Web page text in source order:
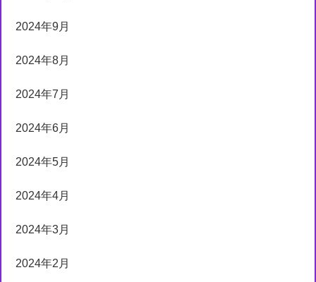
2024年9月
2024年8月
2024年7月
2024年6月
2024年5月
2024年4月
2024年3月
2024年2月